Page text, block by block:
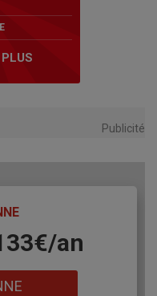
Publicité
an